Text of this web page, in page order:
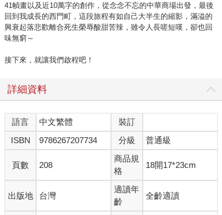
41幀畫以及近10萬字的創作，從念念不忘的中華商場出發，最後
回到我成長的西門町，這段旅程有如自己大半生的縮影，滿溢的
興衰起落悲歡離合死生榮辱酸甜苦辣，雖令人長嗟短嘆，卻也回
味無窮～
接下來，就讓我們啟程吧！
詳細資料
語言 中文繁體
裝訂
ISBN
9786267207734 分級 普通級
頁數 208
商品規
格
18開17*23cm
出版地 台灣
適讀年
齡
全齡適讀